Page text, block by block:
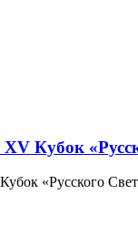
Кубок
«Русского